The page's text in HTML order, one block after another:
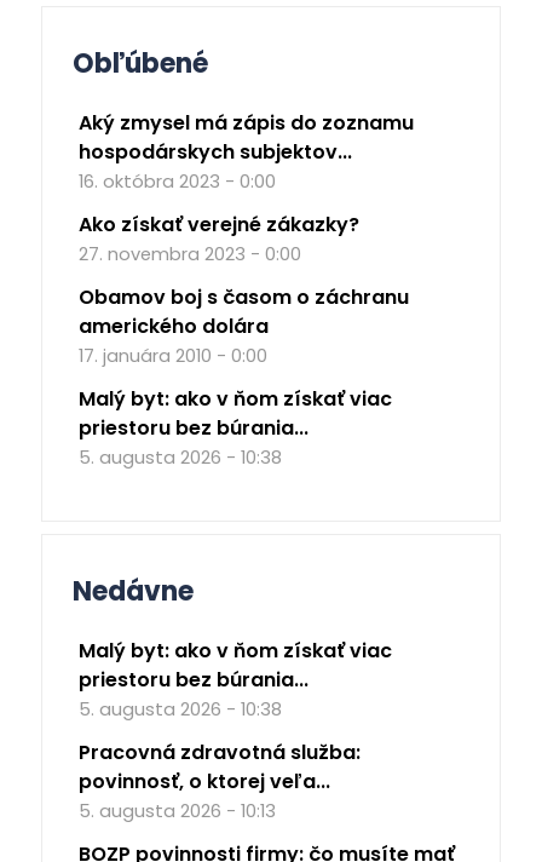
Obľúbené
Aký zmysel má zápis do zoznamu
hospodárskych subjektov...
16. októbra 2023 - 0:00
Ako získať verejné zákazky?
27. novembra 2023 - 0:00
Obamov boj s časom o záchranu
amerického dolára
17. januára 2010 - 0:00
Malý byt: ako v ňom získať viac
priestoru bez búrania...
5. augusta 2026 - 10:38
Nedávne
Malý byt: ako v ňom získať viac
priestoru bez búrania...
5. augusta 2026 - 10:38
Pracovná zdravotná služba:
povinnosť, o ktorej veľa...
5. augusta 2026 - 10:13
BOZP povinnosti firmy: čo musíte mať